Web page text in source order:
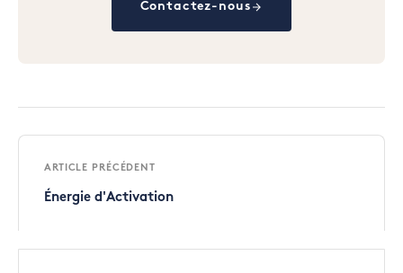
Contactez-nous
ARTICLE PRÉCÉDENT
Énergie d'Activation